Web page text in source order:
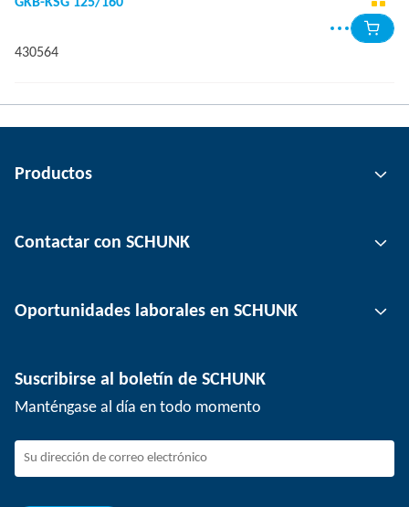
430564
Productos
Tecnología de automatización
Tecnología de sujeción de piezas
Contactar con SCHUNK
Ubicaciones
Eventos
SCHUNK - Sistema de canal de denuncias
Oportunidades laborales en SCHUNK
Trabajar en SCHUNK
Jóvenes profesionales
Suscribirse al boletín de SCHUNK
Manténgase al día en todo momento